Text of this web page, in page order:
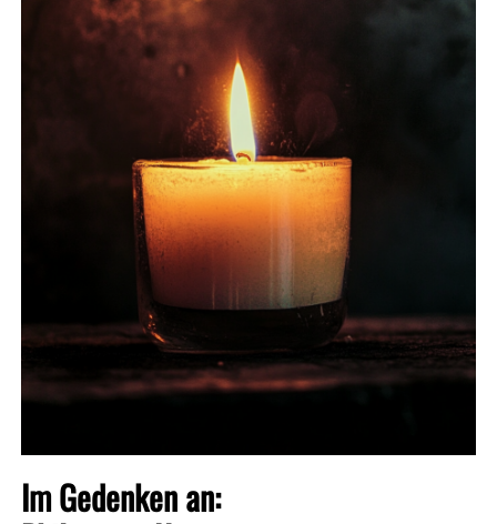
Im Gedenken an: